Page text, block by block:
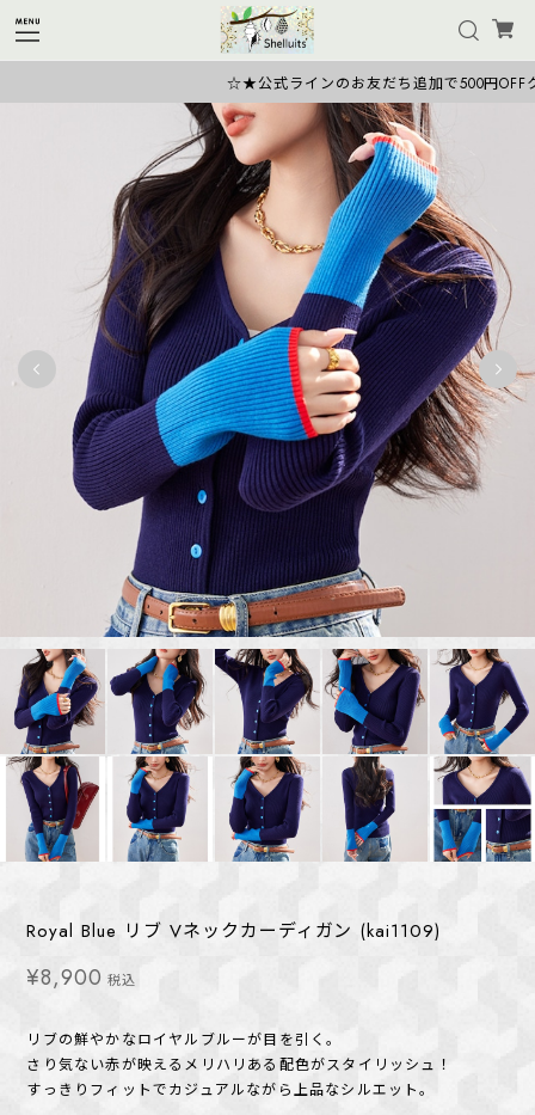
☆★公式ラインのお友だち追加で500円OFFク
Royal Blue リブ Vネックカーディガン (kai1109)
¥8,900 税込
リブの鮮やかなロイヤルブルーが目を引く。
さり気ない赤が映えるメリハリある配色がスタイリッシュ！
すっきりフィットでカジュアルながら上品なシルエット。